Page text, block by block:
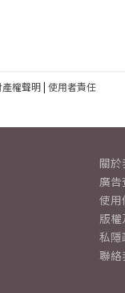
權聲明| 使用者責任
關於
廣
使用
版
私隱
聯絡